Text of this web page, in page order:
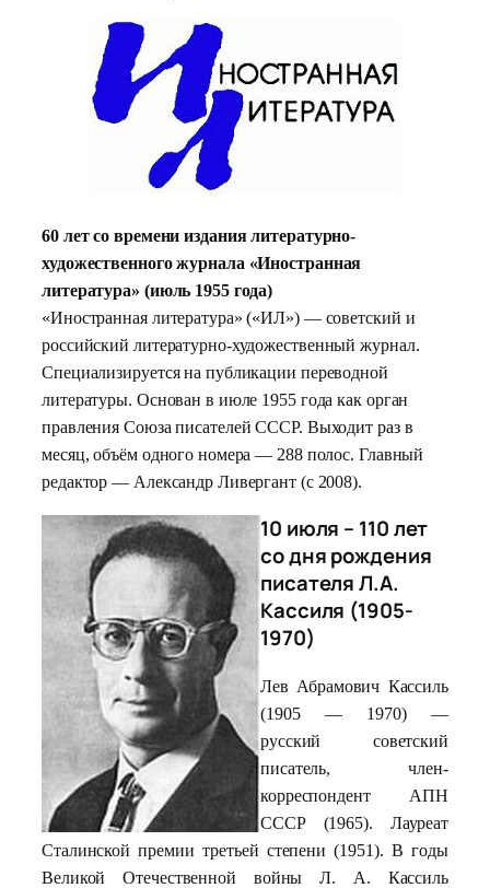
60 лет со времени издания литературно-
художественного журнала «Иностранная
литература» (июль 1955 года)
«Иностранная литература» («ИЛ») — советский и
российский литературно-художественный журнал.
Специализируется на публикации переводной
литературы. Основан в июле 1955 года как орган
правления Союза писателей СССР. Выходит раз в
месяц, объём одного номера — 288 полос. Главный
редактор — Александр Ливергант (с 2008).
10 июля – 110 лет
со дня рождения
писателя Л.А.
Кассиля (1905-
1970)
Лев Абрамович Кассиль
(1905 — 1970) —
русский советский
писатель, член-
корреспондент АПН
СССР (1965). Лауреат
Сталинской премии третьей степени (1951). В годы
Великой Отечественной войны Л. А. Кассиль